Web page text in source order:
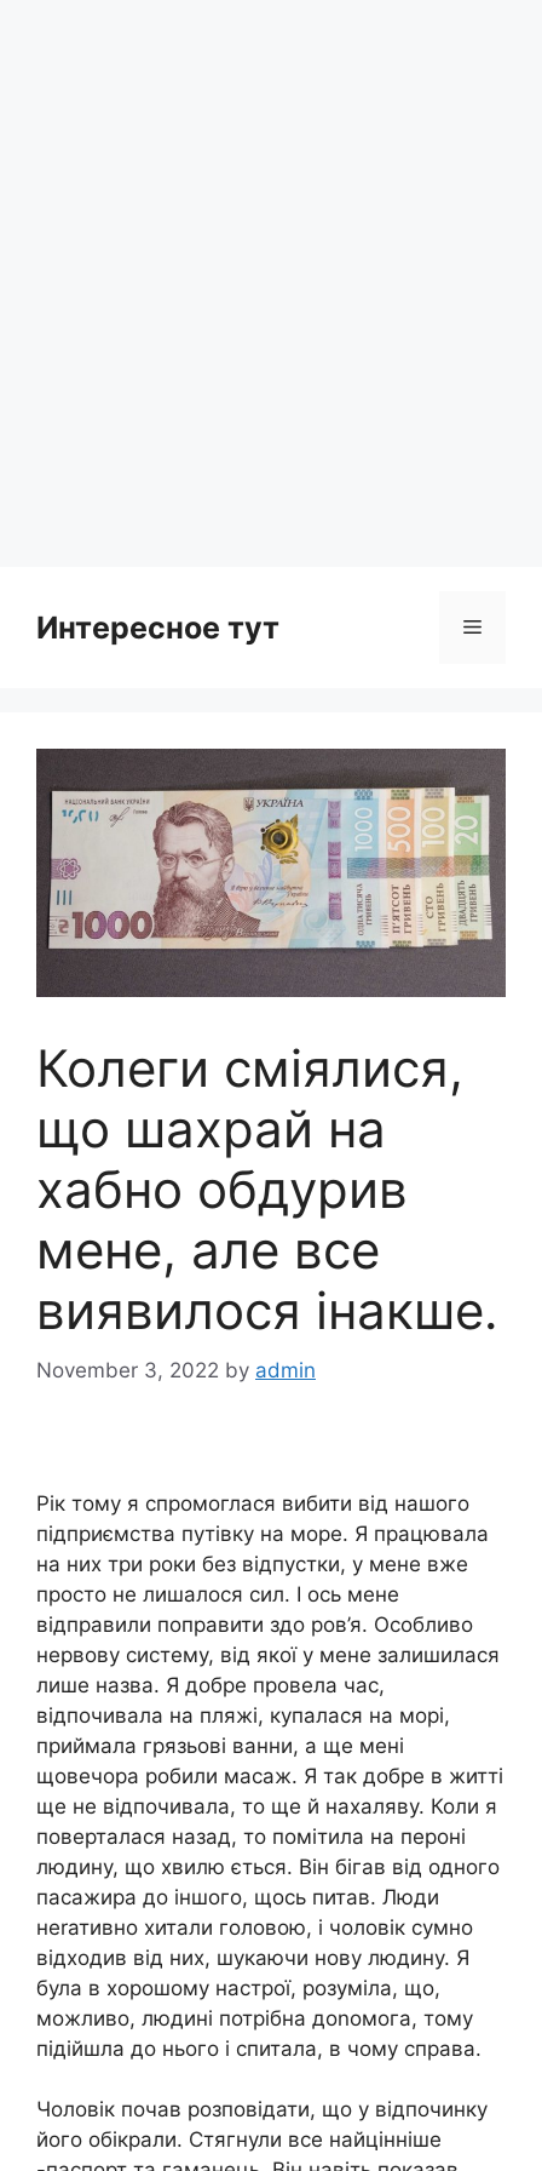
Интересное тут Menu
Колеги сміялися,
що шахрай на
хабно обдурив
мене, але все
виявилося інакше.
November 3, 2022 by admin
Рік тому я спромоглася вибити від нашого
підприємства путівку на море. Я працювала
на них три роки без відпустки, у мене вже
просто не лишалося сил. І ось мене
відправили поправити здо ров’я. Особливо
нервову систему, від якої у мене залишилася
лише назва. Я добре провела час,
відпочивала на пляжі, купалася на морі,
приймала грязьові ванни, а ще мені
щовечора робили масаж. Я так добре в житті
ще не відпочивала, то ще й нахаляву. Коли я
поверталася назад, то помітила на пероні
людину, що хвилю ється. Він бігав від одного
пасажира до іншого, щось питав. Люди
неrативно хитали головою, і чоловік сумно
відходив від них, шукаючи нову людину. Я
була в хорошому настрої, розуміла, що,
можливо, людині потрібна доnомога, тому
підійшла до нього і спитала, в чому справа.
Чоловік почав розповідати, що у відпочинку
його обікрали. Стягнули все найцінніше